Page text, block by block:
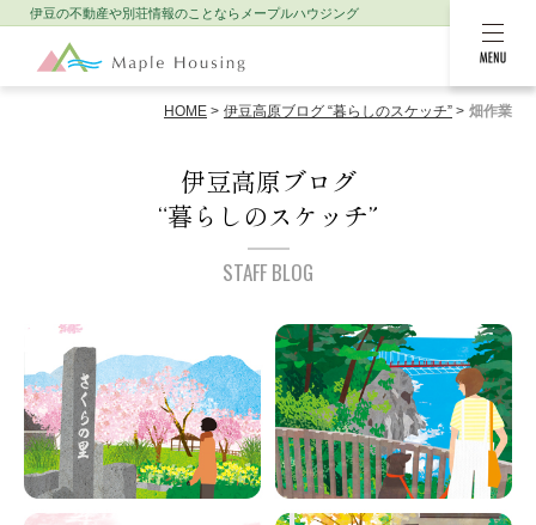
MENU
伊豆の不動産や別荘情報のことなら メープルハウジング
HOME 伊豆高原ブログ “暮らしのスケッチ” 畑作業
伊豆高原ブログ
“暮らしのスケッチ”
STAFF BLOG